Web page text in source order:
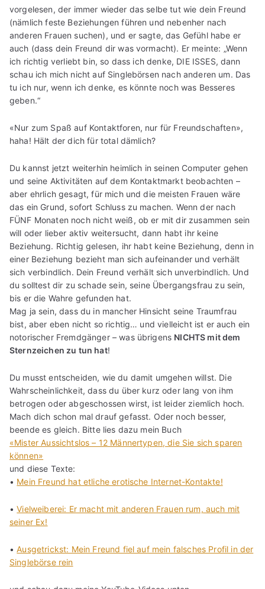
vorgelesen, der immer wieder das selbe tut wie dein Freund
(nämlich feste Beziehungen führen und nebenher nach
anderen Frauen suchen), und er sagte, das Gefühl habe er
auch (dass dein Freund dir was vormacht). Er meinte: „Wenn
ich richtig verliebt bin, so dass ich denke, DIE ISSES, dann
schau ich mich nicht auf Singlebörsen nach anderen um. Das
tu ich nur, wenn ich denke, es könnte noch was Besseres
geben.“
«Nur zum Spaß auf Kontaktforen, nur für Freundschaften»,
haha! Hält der dich für total dämlich?
Du kannst jetzt weiterhin heimlich in seinen Computer gehen
und seine Aktivitäten auf dem Kontaktmarkt beobachten –
aber ehrlich gesagt, für mich und die meisten Frauen wäre
das ein Grund, sofort Schluss zu machen. Wenn der nach
FÜNF Monaten noch nicht weiß, ob er mit dir zusammen sein
will oder lieber aktiv weitersucht, dann habt ihr keine
Beziehung. Richtig gelesen, ihr habt keine Beziehung, denn in
einer Beziehung bezieht man sich aufeinander und verhält
sich verbindlich. Dein Freund verhält sich unverbindlich. Und
du solltest dir zu schade sein, seine Übergangsfrau zu sein,
bis er die Wahre gefunden hat.
Mag ja sein, dass du in mancher Hinsicht seine Traumfrau
bist, aber eben nicht so richtig… und vielleicht ist er auch ein
notorischer Fremdgänger – was übrigens NICHTS mit dem
Sternzeichen zu tun hat!
Du musst entscheiden, wie du damit umgehen willst. Die
Wahrscheinlichkeit, dass du über kurz oder lang von ihm
betrogen oder abgeschossen wirst, ist leider ziemlich hoch.
Mach dich schon mal drauf gefasst. Oder noch besser,
beende es gleich. Bitte lies dazu mein Buch
«Mister Aussichtslos – 12 Männertypen, die Sie sich sparen
können»
und diese Texte:
• Mein Freund hat etliche erotische Internet-Kontakte!
•Vielweiberei: Er macht mit anderen Frauen rum, auch mit
seiner Ex!
•Ausgetrickst: Mein Freund fiel auf mein falsches Profil in der
Singlebörse rein